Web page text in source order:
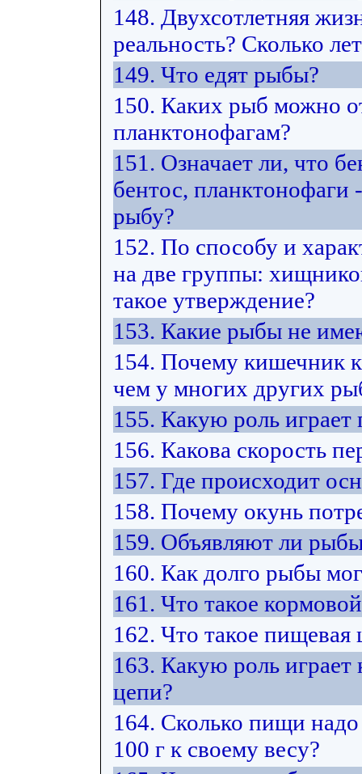
148. Двухсотлетняя
реальность? Сколько
149. Что едят рыбы?
150. Каких рыб можно
планктонофагам?
151. Означает ли, что
бентос,
рыбу?
152. По способу и
на две группы:
такое утверждение?
153. Какие рыбы не
154. Почему кишечник
чем у многих других
155. Какую роль играет
156. Какова скорость
157. Где происходит
158. Почему окунь
159. Объявляют ли
160. Как долго рыбы
161. Что такое
162. Что такое пищевая
163. Какую роль играет
цепи?
164. Сколько пищи
100 г к своему весу?